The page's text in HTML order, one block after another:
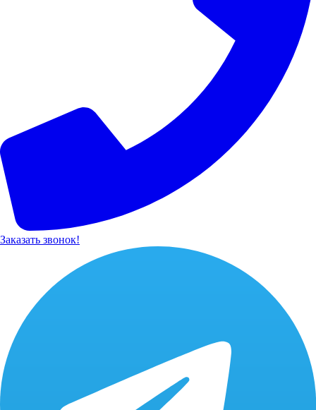
Заказать звонок!